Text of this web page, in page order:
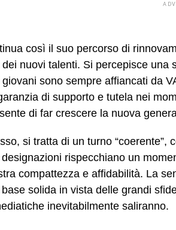
così il suo percorso di
nuovi talenti. Si percepisce
sono sempre affiancati da
di supporto e tutela nei
di far crescere la nuova
si tratta di un turno
rispecchiano un
compattezza e affidabilità. La
solida in vista delle grandi
inevitabilmente saliranno.